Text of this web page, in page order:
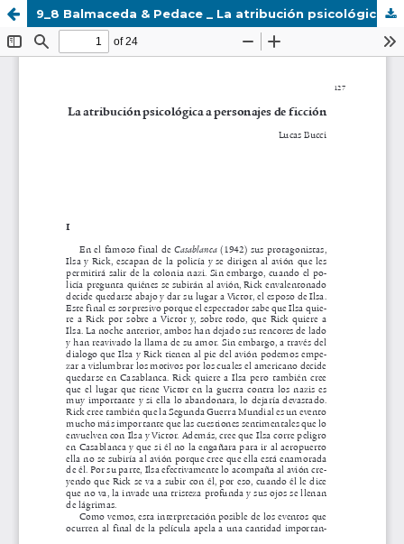
9_8 Balmaceda & Pedace _ La atribución psicológica a personajes de ficción.pdf